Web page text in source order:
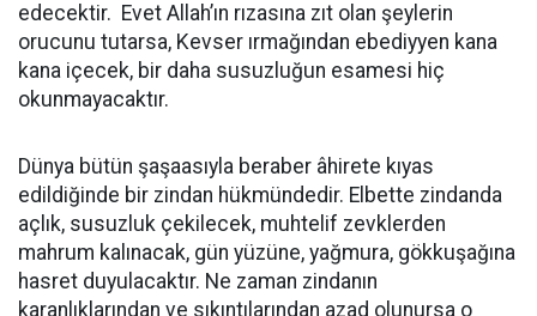
edecektir. Evet Allah’ın rızasına zıt olan şeylerin
orucunu tutarsa, Kevser ırmağından ebediyyen kana
kana içecek, bir daha susuzluğun esamesi hiç
okunmayacaktır.
Dünya bütün şaşaasıyla beraber âhirete kıyas
edildiğinde bir zindan hükmündedir. Elbette zindanda
açlık, susuzluk çekilecek, muhtelif zevklerden
mahrum kalınacak, gün yüzüne, yağmura, gökkuşağına
hasret duyulacaktır. Ne zaman zindanın
karanlıklarından ve sıkıntılarından azad olunursa o